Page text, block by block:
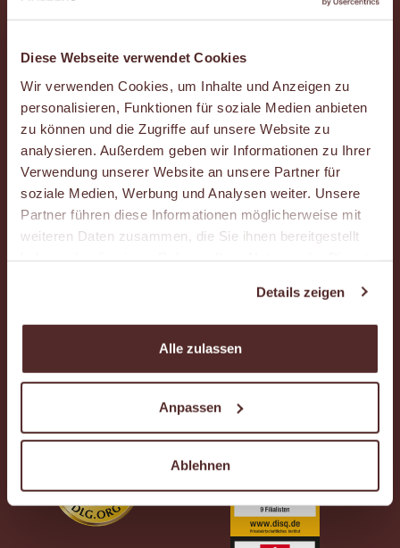
Diese Webseite verwendet Cookies
Wir verwenden Cookies, um Inhalte und Anzeigen zu
personalisieren, Funktionen für soziale Medien anbieten
zu können und die Zugriffe auf unsere Website zu
analysieren. Außerdem geben wir Informationen zu Ihrer
Verwendung unserer Website an unsere Partner für
soziale Medien, Werbung und Analysen weiter. Unsere
Partner führen diese Informationen möglicherweise mit
weiteren Daten zusammen, die Sie ihnen bereitgestellt
Details zeigen
Alle zulassen
Anpassen
Ablehnen
Karriere
Kontakt
Standort-Suche und Expansion